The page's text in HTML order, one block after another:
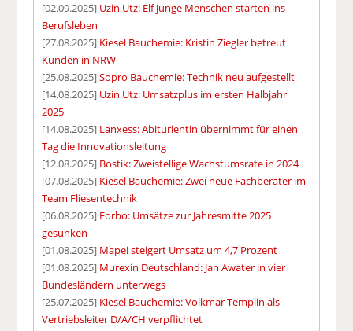
[02.09.2025] Uzin Utz: Elf junge Menschen starten ins
Berufsleben
[27.08.2025] Kiesel Bauchemie: Kristin Ziegler betreut
Kunden in NRW
[25.08.2025]Sopro Bauchemie: Technik neu aufgestellt
[14.08.2025] Uzin Utz: Umsatzplus im ersten Halbjahr
2025
[14.08.2025] Lanxess: Abiturientin übernimmt für einen
Tag die Innovationsleitung
[12.08.2025] Bostik: Zweistellige Wachstumsrate in 2024
[07.08.2025] Kiesel Bauchemie: Zwei neue Fachberater im
Team Fliesentechnik
[06.08.2025] Forbo: Umsätze zur Jahresmitte 2025
gesunken
[01.08.2025] Mapei steigert Umsatz um 4,7 Prozent
[01.08.2025] Murexin Deutschland: Jan Awater in vier
Bundesländern unterwegs
[25.07.2025] Kiesel Bauchemie: Volkmar Templin als
Vertriebsleiter D/A/CH verpflichtet